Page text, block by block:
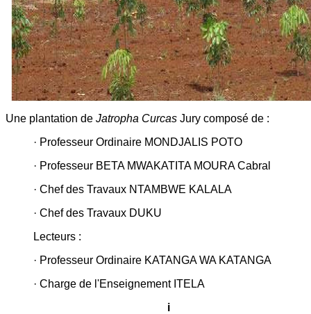
Une plantation de Jatropha Curcas Jury composé de :
· Professeur Ordinaire MONDJALIS POTO
· Professeur BETA MWAKATITA MOURA Cabral
· Chef des Travaux NTAMBWE KALALA
· Chef des Travaux DUKU
Lecteurs :
· Professeur Ordinaire KATANGA WA KATANGA
· Charge de l'Enseignement ITELA
i